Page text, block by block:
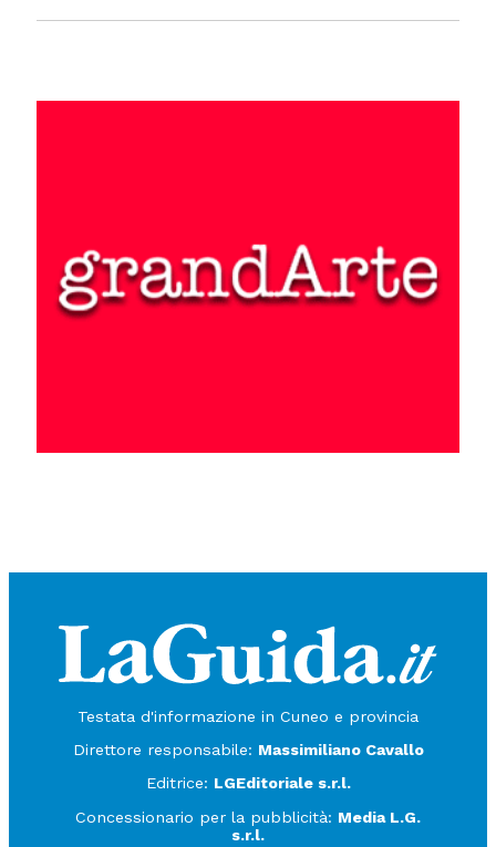
Testata d'informazione in Cuneo e provincia
Direttore responsabile: Massimiliano Cavallo
Editrice: LGEditoriale s.r.l.
Concessionario per la pubblicità: Media L.G.
s.r.l.